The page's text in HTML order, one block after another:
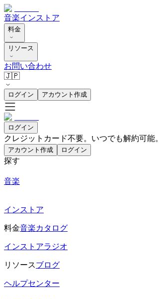
音楽インストア
料金
リソース
お問い合わせ
🇯🇵
ログイン アカウント作成
ログイン
クレジットカード不要。いつでも解約可能。
アカウント作成 ログイン
探す
音楽
インストア
料金音楽カタログ
インストアラジオ
リソースブログ
ヘルプセンター